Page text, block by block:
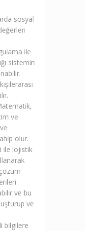
sosyal
ile
sistemin
ve
olur.
ile lojistik
ve bu
ve
bilgilere